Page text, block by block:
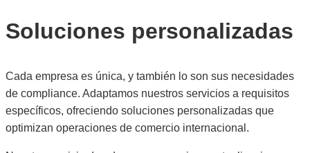
Soluciones personalizadas
Cada empresa es única, y también lo son sus necesidades
de compliance. Adaptamos nuestros servicios a requisitos
específicos, ofreciendo soluciones personalizadas que
optimizan operaciones de comercio internacional.